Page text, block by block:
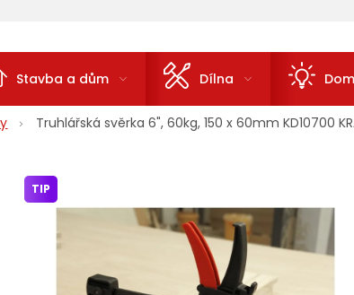
Stavba a dům Dílna
Truhlářská svěrka 6", 60kg, 150 x 60mm KD10700
TIP